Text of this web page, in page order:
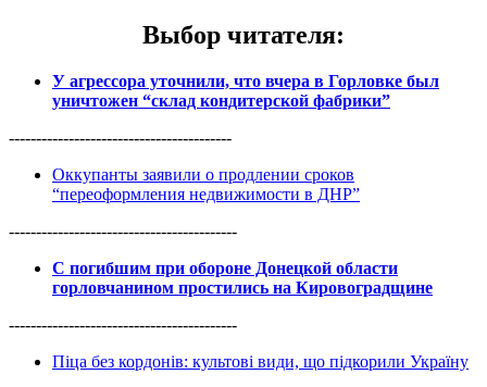
Выбор читателя:
У агрессора уточнили, что вчера в Горловке был
уничтожен “склад кондитерской фабрики”
-----------------------------------------
Оккупанты заявили о продлении сроков
“переоформления недвижимости в ДНР”
------------------------------------------
С погибшим при обороне Донецкой области
горловчанином простились на Кировоградщине
------------------------------------------
Піца без кордонів: культові види, що підкорили Україну